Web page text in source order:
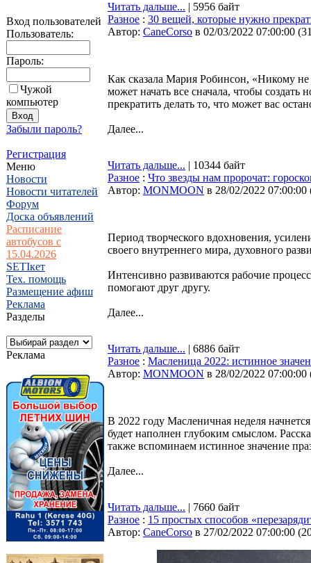
Вход пользователей
Пользователь:
Пароль:
Чужой
компьютер
Забыли пароль?
Регистрация
Меню
Новости
Новости читателей
Форум
Доска объявлений
Расписание
автобусов с
15.04.2026
SETIкет
Тех. помощь
Размещение афиш
Реклама
Разделы
Реклама
Читать дальше... | 5956 байт
Разное : 30 вещей, которые нужно
Автор: CaneCorso в 02/03/2022 07:00:00 (
Как сказала Мария Робинсон, «Никому
может начать все сначала, чтобы
прекратить делать то, что может вас
Далее...
Читать дальше... | 10344 байт
Разное : Что звезды нам пророчат:
Автор: MONMOON в 28/02/2022 07:00:00
Период творческого вдохновения,
своего внутреннего мира, духовного
Интенсивно развиваются рабочие
помогают друг другу.
Далее...
Читать дальше... | 6886 байт
Разное : Масленица 2022: истинное
Автор: MONMOON в 28/02/2022 07:00:00
В 2022 году Масленичная неделя
будет наполнен глубоким смыслом.
также вспоминаем истинное значение
Далее...
Читать дальше... | 7660 байт
Разное : 15 простых способов
Автор: CaneCorso в 27/02/2022 07:00:00 (